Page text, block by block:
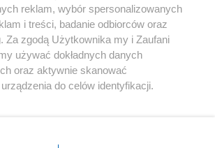
Instagram Youtube
reklam, wybór spersonalizowanych
i treści, badanie odbiorców oraz
Za zgodą Użytkownika my i Zaufani
używać dokładnych danych
oraz aktywnie skanować
do celów identyfikacji.